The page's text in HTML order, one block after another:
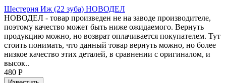
Шестерня Иж (22 зуба) НОВОДЕЛ
НОВОДЕЛ - товар произведен не на заводе производителе,
поэтому качество может быть ниже ожидаемого. Вернуть
продукцию можно, но возврат оплачивается покупателем. Тут
стоить понимать, что данный товар вернуть можно, но более
низкое качество этих деталей, в сравнении с оригиналом, и
высок..
480 Р